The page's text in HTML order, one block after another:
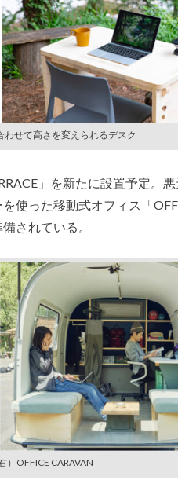
せて高さを変えられるデスク
」を新たに設置予定。
使った移動式オフィス「
されている。
）OFFICE CARAVAN